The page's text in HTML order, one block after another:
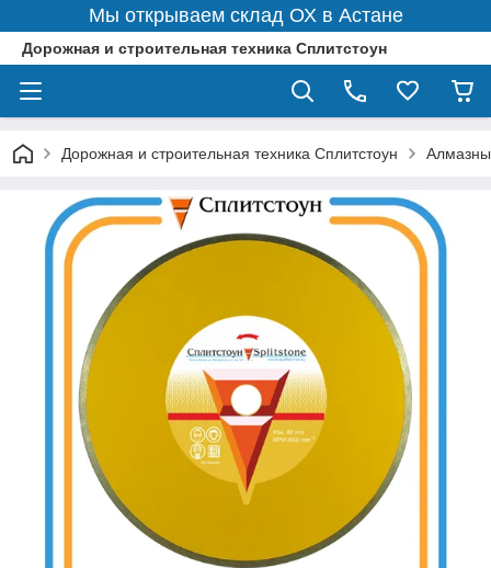
Мы открываем склад ОХ в Астане
Дорожная и строительная техника Сплитстоун
Дорожная и строительная техника Сплитстоун